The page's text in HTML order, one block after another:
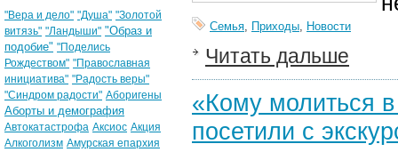
Семья, Приходы, Новости
Читать дальше
«Кому молиться
посетили с
"Вера и дело" "Душа" "Золотой
витязь" "Ландыши" "Образ и
подобие" "Поделись
Рождеством" "Православная
инициатива" "Радость веры"
"Синдром радости" Аборигены
Аборты и демография
Автокатастрофа Аксиос Акция
Алкоголизм Амурская епархия